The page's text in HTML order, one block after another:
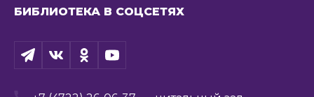
БИБЛИОТЕКА В СОЦСЕТЯХ